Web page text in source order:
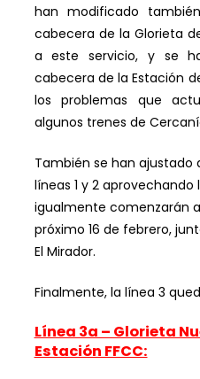
han modificado
cabecera de la Glorieta
a este servicio, y se
cabecera de la Estación
los problemas que
algunos trenes de
También se han ajustado
líneas 1 y 2 aprovechando
igualmente comenzarán
próximo 16 de febrero,
El Mirador.
Finalmente, la línea 3
Línea 3a – Glorieta
Estación FFCC: